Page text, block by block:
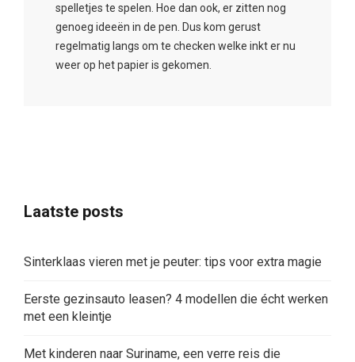
spelletjes te spelen. Hoe dan ook, er zitten nog
genoeg ideeën in de pen. Dus kom gerust
regelmatig langs om te checken welke inkt er nu
weer op het papier is gekomen.
Laatste posts
Sinterklaas vieren met je peuter: tips voor extra magie
Eerste gezinsauto leasen? 4 modellen die écht werken
met een kleintje
Met kinderen naar Suriname, een verre reis die